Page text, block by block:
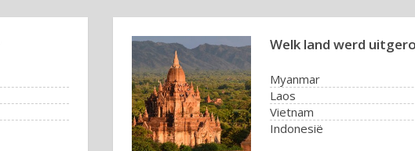
Welk land werd
Myanmar
Laos
Vietnam
Indonesië